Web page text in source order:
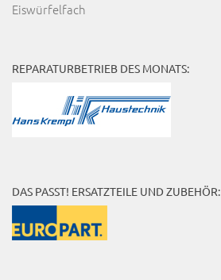
Eiswürfelfach
REPARATURBETRIEB DES MONATS:
DAS PASST! ERSATZTEILE UND ZUBEHÖR: